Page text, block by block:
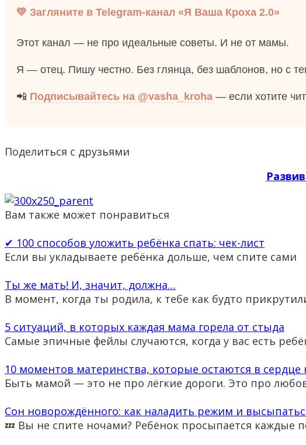
💛 Загляните в Telegram-канал «Я Ваша Кроха 2.0»
Этот канал — не про идеальные советы. И не от мамы.
Я — отец. Пишу честно. Без глянца, без шаблонов, но с
📲 Подписывайтесь на @vasha_kroha — если хотите
Поделиться с друзьями
Вам также может понравиться
✔ 100 способов уложить ребёнка спать: чек-лист
Если вы укладываете ребёнка дольше, чем спите сами
Ты же мать! И, значит, должна…
В момент, когда ты родила, к тебе как будто
5 ситуаций, в которых каждая мама горела от стыда
Самые эпичные фейлы случаются, когда у вас есть
10 моментов материнства, которые остаются в сердце
Быть мамой — это не про лёгкие дороги. Это про
Сон новорождённого: как наладить режим и
💤 Вы не спите ночами? Ребёнок просыпается каждые